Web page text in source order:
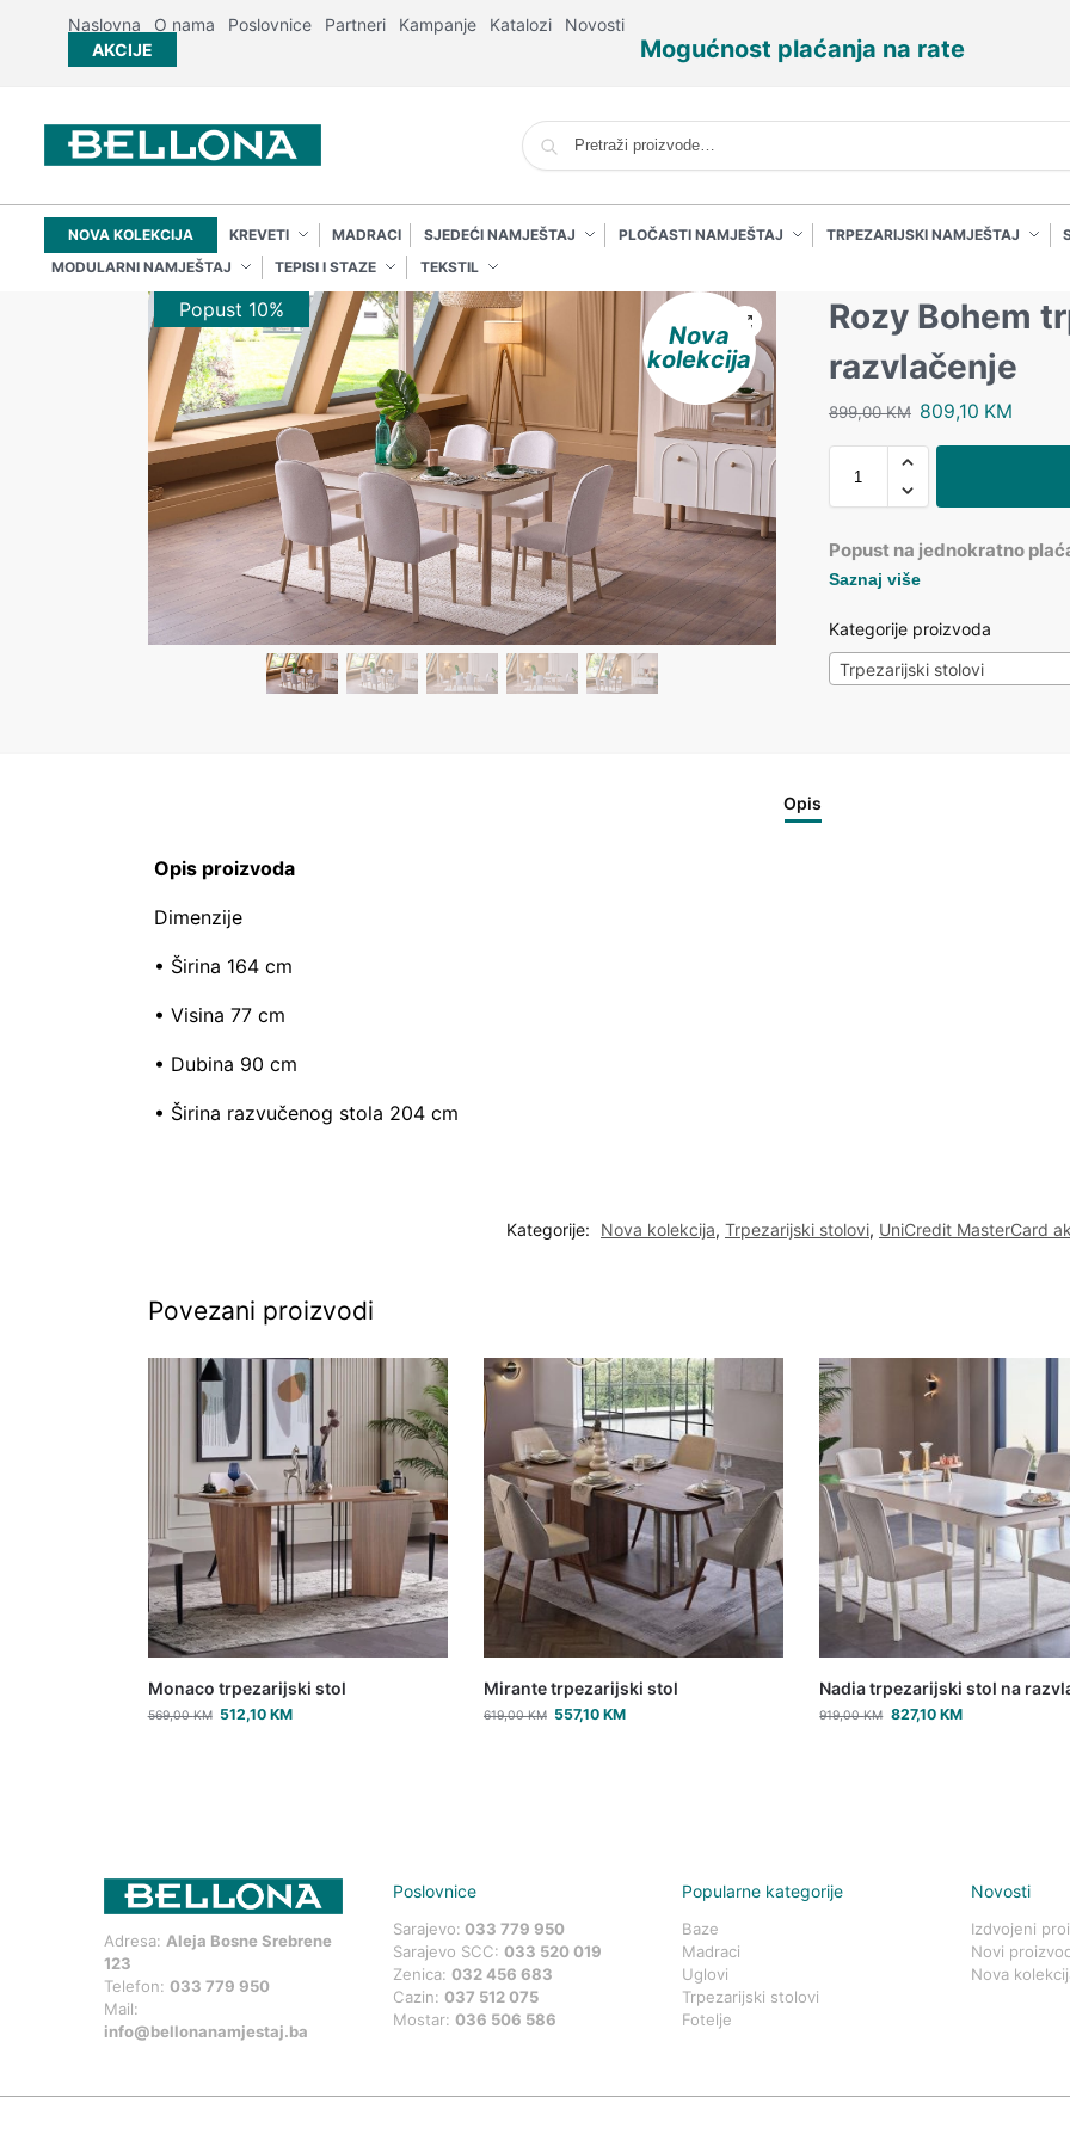
Naslovna O nama Poslovnice Partneri Kampanje Katalozi
Novosti
AKCIJE
Mogućnost plaćanja na rate
NOVA KOLEKCIJA KREVETI MADRACI SJEDEĆI NAMJEŠTAJ PLOČASTI NAMJEŠTAJ TRPEZARIJSKI NAMJEŠTAJ
MODULARNI NAMJEŠTAJ
TEPISI I STAZE TEKSTIL
Popust 10%
Nova
kolekcija
Popust 10%
Rozy Bohem
razvlačenje
899,00KM 809,10 KM
Popust na jednokratno
Saznaj više
Kategorije proizvoda
Trpezarijski stolovi
Opis
Opis proizvoda
Dimenzije
• Širina 164 cm
• Visina 77 cm
• Dubina 90 cm
• Širina razvučenog stola 204 cm
Kategorije: Nova kolekcija, Trpezarijski stolovi, UniCredit MasterCard
Povezani proizvodi
Monaco trpezarijski stol
569,00KM 512,10KM
Mirante trpezarijski stol
619,00KM 557,10KM
Nadia trpezarijski stol na
919,00KM 827,10 KM
Adresa: Aleja Bosne Srebrene
123
Telefon:033 779 950
Mail:
info@bellonanamjestaj.ba
Poslovnice
Sarajevo: 033 779 950
Sarajevo SCC:033 520 019
Zenica:032 456 683
Cazin:037 512 075
Mostar:036 506 586
Popularne kategorije
Baze
Madraci
Uglovi
Trpezarijski stolovi
Fotelje
Novosti
Izdvojeni
Novi
Nova